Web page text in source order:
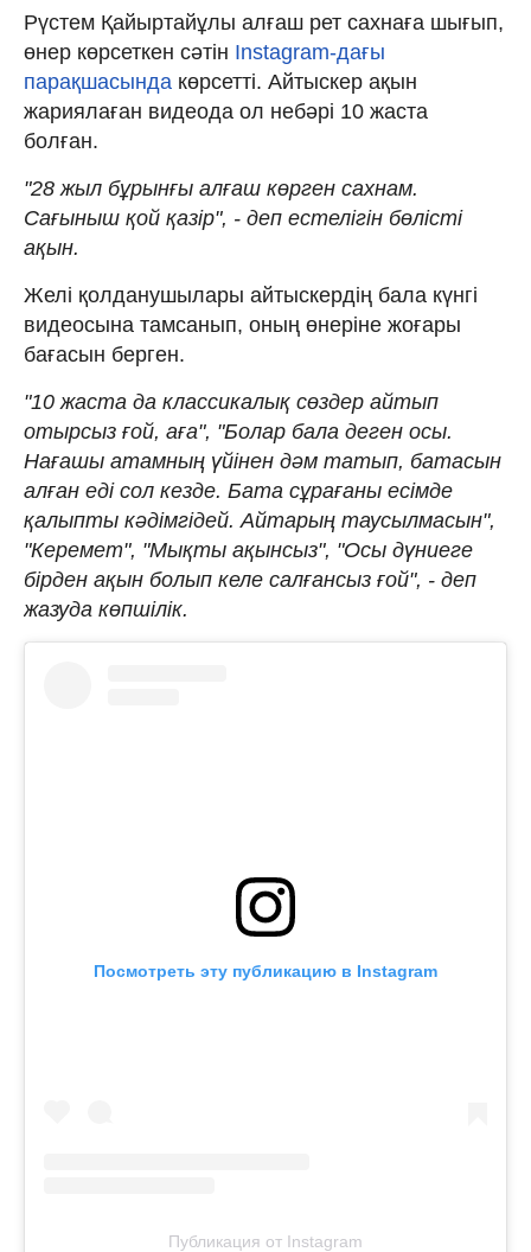
Рүстем Қайыртайұлы алғаш рет сахнаға шығып,
өнер көрсеткен сәтін Instagram-дағы
парақшасында көрсетті. Айтыскер ақын
жариялаған видеода ол небәрі 10 жаста
болған.
"28 жыл бұрынғы алғаш көрген сахнам.
Сағыныш қой қазір", - деп естелігін бөлісті
ақын.
Желі қолданушылары айтыскердің бала күнгі
видеосына тамсанып, оның өнеріне жоғары
бағасын берген.
"10 жаста да классикалық сөздер айтып
отырсыз ғой, аға", "Болар бала деген осы.
Нағашы атамның үйінен дәм татып, батасын
алған еді сол кезде. Бата сұрағаны есімде
қалыпты кәдімгідей. Айтарың таусылмасын",
"Керемет", "Мықты ақынсыз", "Осы дүниеге
бірден ақын болып келе салғансыз ғой", - деп
жазуда көпшілік.
Посмотреть эту публикацию в Instagram
Публикация от Instagram